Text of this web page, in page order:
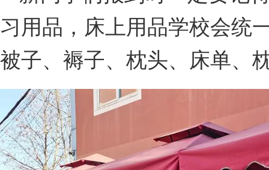
习用品，床上用品学校会统
被子、褥子、枕头、床单、